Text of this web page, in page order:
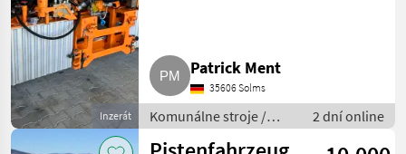
Inzerát
Patrick Ment
35606 Solms
Komunálne stroje /
Spádová kosačka
2 dní online